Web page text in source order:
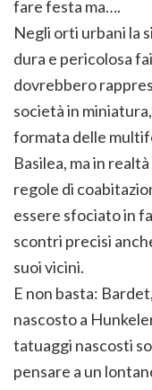
fare festa ma….
Negli orti urbani la
dura e pericolosa
dovrebbero
società in
formata delle
Basilea, ma in
regole di
essere sfociato in
scontri precisi
suoi vicini.
E non basta:
nascosto a
tatuaggi nascosti
pensare a un